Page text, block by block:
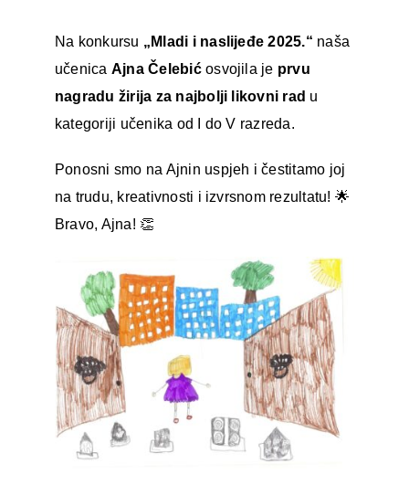
Na konkursu „Mladi i naslijeđe 2025.“ naša
učenica Ajna Čelebićosvojila je prvu
nagradu žirija za najbolji likovni rad u
kategoriji učenika od I do V razreda.
Ponosni smo na Ajnin uspjeh i čestitamo joj
na trudu, kreativnosti i izvrsnom rezultatu! 🌟
Bravo, Ajna! 👏